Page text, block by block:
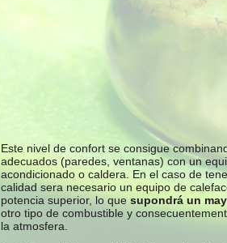
Este nivel de confort se consigue
adecuados (paredes, ventanas) con un
acondicionado o caldera. En el caso de
calidad sera necesario un equipo de
potencia superior, lo que supondrá un
otro tipo de combustible y
la atmosfera.